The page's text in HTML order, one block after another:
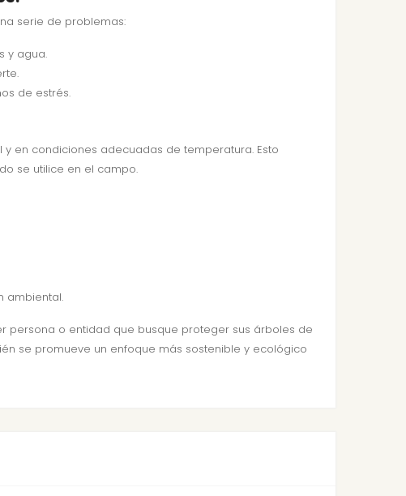
serie de problemas:
y agua.
de estrés.
en condiciones adecuadas de temperatura. Esto
se utilice en el campo.
ambiental.
persona o entidad que busque proteger sus árboles de
se promueve un enfoque más sostenible y ecológico